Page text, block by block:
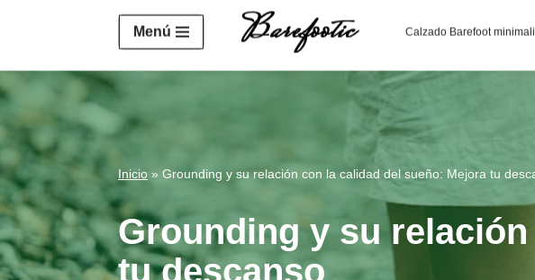
https://salesiq.zohopublic.eu/
Saltar
contenido
Menú Calzado Barefoot
Inicio » Grounding y su relación con la calidad del sueño: Mejora tu
Grounding y su
tu descanso